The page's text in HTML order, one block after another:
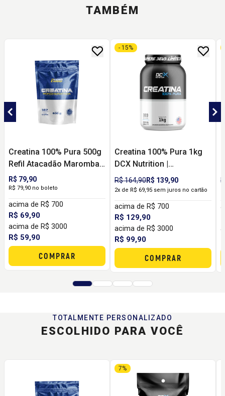
TAMBÉM
Creatina 100% Pura 500g
Refil Atacadão Maromba |
Monohidratada para
Força, Performance e
Melhor Custo-Benefício
R$ 79,90
R$ 79,90 no boleto
acima de R$ 700
R$ 69,90
acima de R$ 3000
R$ 59,90
COMPRAR
Creatina 100% Pura 1kg
DCX Nutrition |
Monohidratada para
Força, Performance e
R$ 164,90R$ 139,90
- 15%
2x de R$ 69,95 sem juros no cartão
acima de R$ 700
R$ 129,90
acima de R$ 3000
R$ 99,90
COMPRAR
TOTALMENTE PERSONALIZADO
ESCOLHIDO PARA VOCÊ
7%